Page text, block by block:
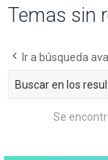
Temas sin
Ir a búsqueda
Se